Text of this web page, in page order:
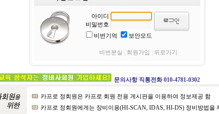
아이디
비밀번호
비번기억
보안모드
비번분실 회원가입 뒤로가기
문의사항 직통전화 010-4781-0302
카프로 정회원은 카프로 회원 전용 게시판을 이용하여 정보제공 함
카프로 정회원에게는 장비이용(HI-SCAN, IDAS, HI-DS) 정비방법을